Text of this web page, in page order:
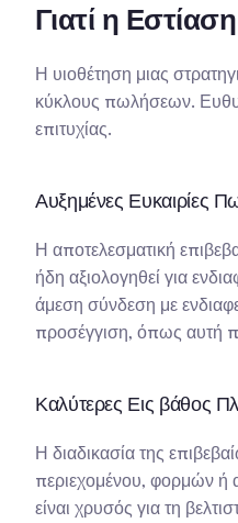
Γιατί η
Η υιοθέτηση μιας
κύκλους πωλήσεων.
επιτυχίας.
Αυξημένες Ευκαιρίες
Η αποτελεσματική
ήδη αξιολογηθεί για
άμεση σύνδεση με
προσέγγιση, όπως αυτή
Καλύτερες Εις βάθος
Η διαδικασία της
περιεχομένου, φορμών ή
είναι χρυσός για τη